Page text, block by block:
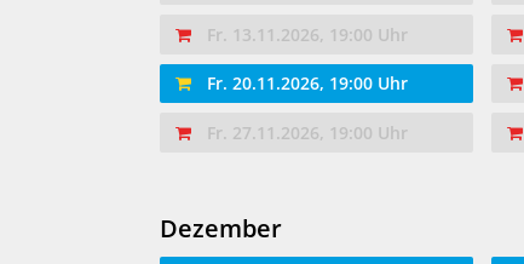
Fr. 13.11.2026, 19:00 Uhr
Fr. 20.11.2026, 19:00 Uhr
Fr. 27.11.2026, 19:00 Uhr
Dezember